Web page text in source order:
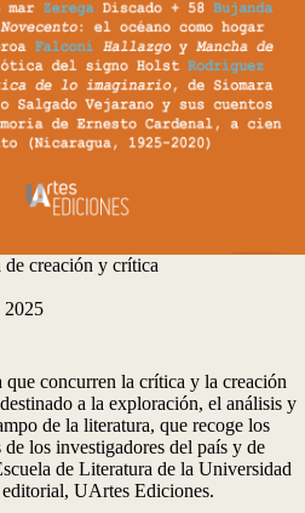
de creación y crítica
2025
que concurren la crítica y la creación
a la exploración, el análisis y
de la literatura, que recoge los
los investigadores del país y de
de Literatura de la Universidad
editorial, UArtes Ediciones.